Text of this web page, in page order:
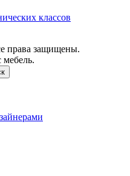
классов
права защищены.
мебель.